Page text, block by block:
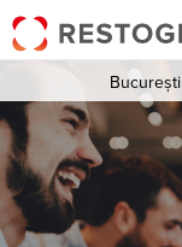
București